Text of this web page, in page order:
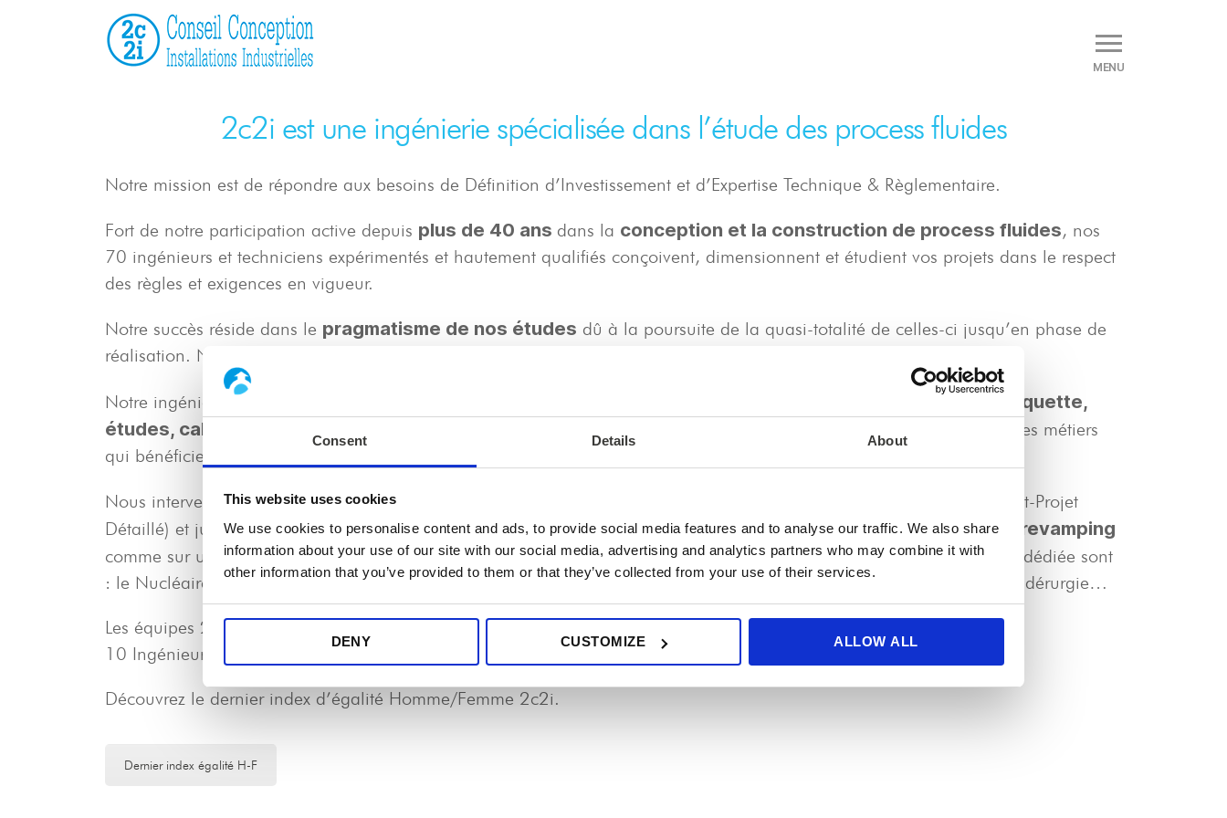
Consent Details About
This website uses cookies
We use cookies to personalise content and ads, to provide social media features and to analyse our traffic. We also share
information about your use of our site with our social media, advertising and analytics partners who may combine it with
other information that you’ve provided to them or that they’ve collected from your use of their services.
DENY CUSTOMIZE ALLOW ALL
MENU
2c2i est une ingénierie spécialisée dans l’étude des process fluides
Notre mission est de répondre aux besoins de Définition d’Investissement et d’Expertise Technique & Règlementaire.
Fort de notre participation active depuis plus de 40 ans dans la conception et la construction de process fluides, nos
70 ingénieurs et techniciens expérimentés et hautement qualifiés conçoivent, dimensionnent et étudient vos projets dans le respect
des règles et exigences en vigueur.
Notre succès réside dans le pragmatisme de nos études dû à la poursuite de la quasi-totalité de celles-ci jusqu’en phase de
réalisation. Nous étudions les réseaux fluides, les équipements, les structures etc.
Notre ingénierie comporte les domaines d’activité spécialisés suivants :
relevés laser 3D avec intégration en maquette,
études, calculs, gestion de projets, aménagement, mise en route.
Ces domaines correspondent à des services métiers
qui bénéficient aussi d’experts en génie civil et EIA.
Nous intervenons à tous les stades de vos projets, depuis l’
(Avant-Projet
Détaillé) et jusqu’à la mise en route. Nous pouvons intervenir pour un projet denouvelle installation, un projet de revamping
comme sur un projet de mise en conformitélégale. Les marchés sur lesquels 2c2i se positionne avec une expertise dédiée sont
: le Nucléaire, l’Oil and Gas, le Power et Green Power, les utilités des secteurs Pharmaceutiques et Alimentaires et la Sidérurgie…
Les équipes 2c2i sont constituées d’experts dédiés :
10 Ingénieurs Spécialistes (Process, EIA, GC)
Découvrez le dernier index d’égalité Homme/Femme 2c2i.
Dernier index égalité H-F